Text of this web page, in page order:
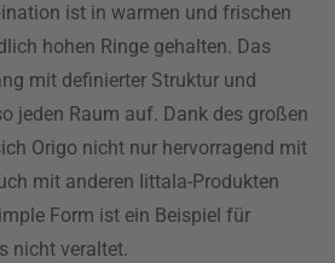
ist in warmen und frischen
hohen Ringe gehalten. Das
mit definierter Struktur und
jeden Raum auf. Dank des großen
Origo nicht nur hervorragend mit
mit anderen Iittala-Produkten
Form ist ein Beispiel für
nicht veraltet.